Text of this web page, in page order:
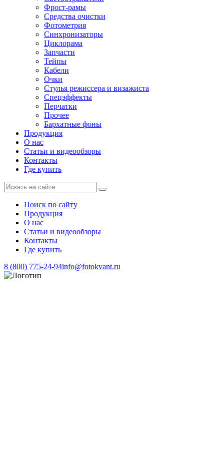
Фрост-рамы
Средства очистки
Фотометрия
Синхронизаторы
Циклорама
Запчасти
Тейпы
Кабели
Очки
Стулья режиссера и визажиста
Спецэффекты
Перчатки
Прочее
Бархатные фоны
Продукция
О нас
Статьи и видеообзоры
Контакты
Где купить
Поиск по сайту
Продукция
О нас
Статьи и видеообзоры
Контакты
Где купить
8 (800) 775-24-94info@fotokvant.ru